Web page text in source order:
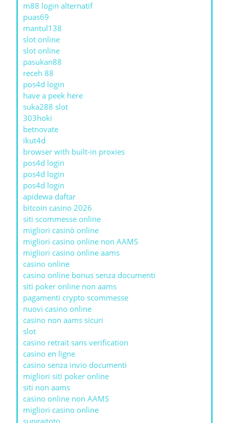
m88 login alternatif
puas69
mantul138
slot online
slot online
pasukan88
receh 88
pos4d login
have a peek here
suka288 slot
303hoki
betnovate
ikut4d
browser with built-in proxies
pos4d login
pos4d login
pos4d login
apidewa daftar
bitcoin casino 2026
siti scommesse online
migliori casinò online
migliori casino online non AAMS
migliori casino online aams
casino online
casino online bonus senza documenti
siti poker online non aams
pagamenti crypto scommesse
nuovi casino online
casino non aams sicuri
slot
casino retrait sans verification
casino en ligne
casino senza invio documenti
migliori siti poker online
siti non aams
casino online non AAMS
migliori casino online